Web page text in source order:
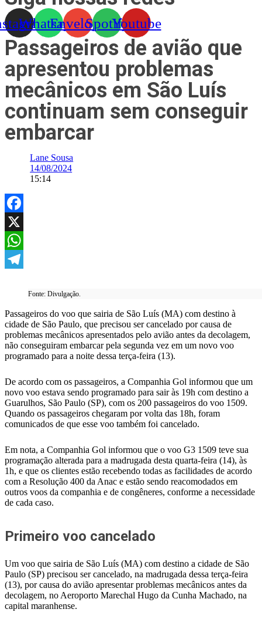
WhatsappEnvelopeSpotifyYoutube
Passageiros de avião que
apresentou problemas
mecânicos em São Luís
continuam sem conseguir
embarcar
Lane Sousa
14/08/2024
15:14
Facebook
X
WhatsApp
Fonte: Divulgação.
Passageiros do voo que sairia de São Luís (MA) com destino à
cidade de São Paulo, que precisou ser cancelado por causa de
problemas mecânicos apresentados pelo avião antes da decolagem,
não conseguiram embarcar pela segunda vez em um novo voo
programado para a noite dessa terça-feira (13).
De acordo com os passageiros, a Companhia Gol informou que um
novo voo estava sendo programado para sair às 19h com destino a
Guarulhos, São Paulo (SP), com os 200 passageiros do voo 1509.
Quando os passageiros chegaram por volta das 18h, foram
comunicados de que esse voo também foi cancelado.
Em nota, a Companhia Gol informou que o voo G3 1509 teve sua
programação alterada para a madrugada desta quarta-feira (14), às
1h, e que os clientes estão recebendo todas as facilidades de acordo
com a Resolução 400 da Anac e estão sendo reacomodados em
outros voos da companhia e de congêneres, conforme a necessidade
de cada caso.
Primeiro voo cancelado
Um voo que sairia de São Luís (MA) com destino a cidade de São
Paulo (SP) precisou ser cancelado, na madrugada dessa terça-feira
(13), por causa do avião apresentar problemas mecânicos antes da
decolagem, no Aeroporto Marechal Hugo da Cunha Machado, na
capital maranhense.